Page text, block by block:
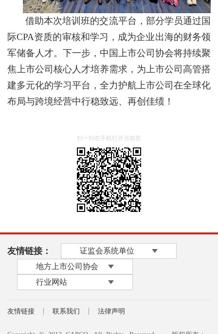
借助本次培训班的交流平台，部分学员通过国
际CPA资质的审核和学习，成为企业出海的财务领
军储备人才。下一步，中国上市公司协会将持续聚
焦上市公司核心人才培养需求，为上市公司高管搭
建多元化的学习平台，全力护航上市公司在全球化
布局与跨境经营中行稳致远、再创佳绩！
扫一扫在手机打开当前页
友情链接：
证监会系统单位
地方上市公司协会
行业网站
友情链接 联系我们 法律声明